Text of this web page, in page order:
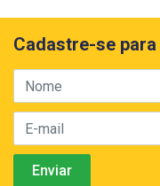
Cadastre-se